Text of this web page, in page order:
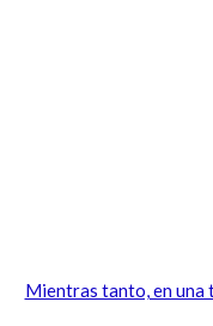
Mientras tanto, en una